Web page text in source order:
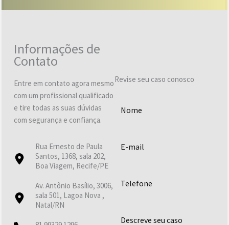
Informações de
Contato
Entre em contato agora mesmo
com um profissional qualificado
e tire todas as suas dúvidas
com segurança e confiança.
Rua Ernesto de Paula
Santos, 1368, sala 202,
Boa Viagem, Recife/PE
Av. Antônio Basílio, 3006,
sala 501, Lagoa Nova ,
Natal/RN
Revise seu caso conosco